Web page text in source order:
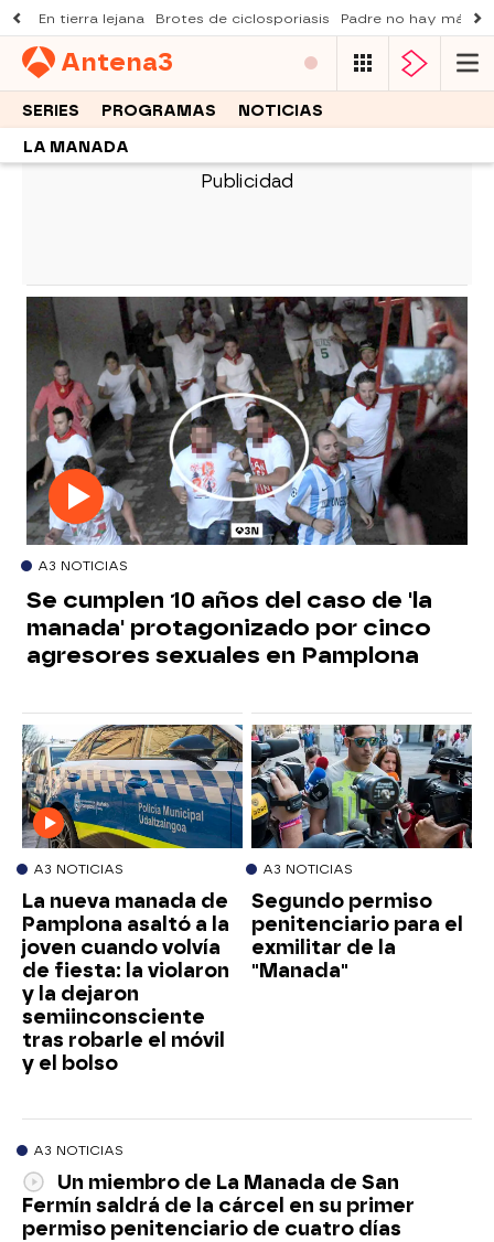
En tierra lejana Brotes de ciclosporiasis Padre no hay más
Antena3
SERIES PROGRAMAS NOTICIAS
LA MANADA
A3 NOTICIAS
Se cumplen 10 años del caso de 'la
manada' protagonizado por cinco
agresores sexuales en Pamplona
A3 NOTICIAS
La nueva manada de
Pamplona asaltó a la
joven cuando volvía
de fiesta: la violaron
y la dejaron
semiinconsciente
tras robarle el móvil
y el bolso
A3 NOTICIAS
Segundo permiso
penitenciario para el
exmilitar de la
"Manada"
A3 NOTICIAS
Un miembro de La Manada de San
Fermín saldrá de la cárcel en su primer
permiso penitenciario de cuatro días